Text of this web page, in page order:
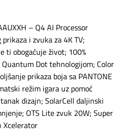
– Q4 AI Processor
i zvuka za 4K TV;
ti obogaćuje život; 100%
Dot tehnologijom; Color
prikaza boja sa PANTONE
režim igara uz pomoć
dizajn; SolarCell daljinski
OTS Lite zvuk 20W; Super
Xcelerator